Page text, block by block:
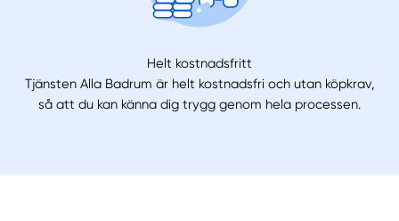
Helt kostnadsfritt
Tjänsten Alla Badrum är helt kostnadsfri och utan köpkrav,
så att du kan känna dig trygg genom hela processen.